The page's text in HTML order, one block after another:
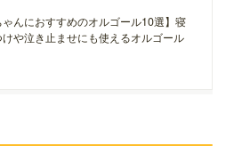
ゃんにおすすめのオルゴール10選】寝
や泣き止ませにも使えるオルゴール